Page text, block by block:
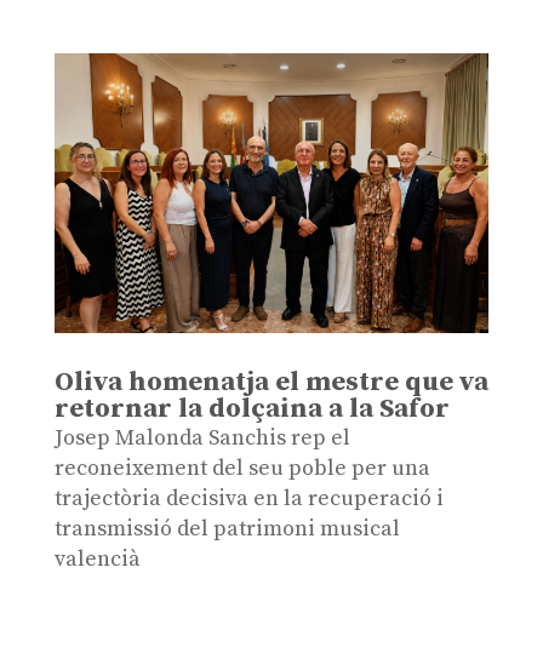
Oliva homenatja el mestre que va
retornar la dolçaina a la Safor
Josep Malonda Sanchis rep el
reconeixement del seu poble per una
trajectòria decisiva en la recuperació i
transmissió del patrimoni musical
valencià